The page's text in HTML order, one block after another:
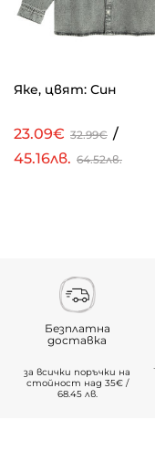
Яке, цвят: Син
23.09€ 32.99€ /
45.16лв. 64.52лв.
Безплатна
доставка
за всички поръчки на
стойност над 35€ /
68.45 лв.